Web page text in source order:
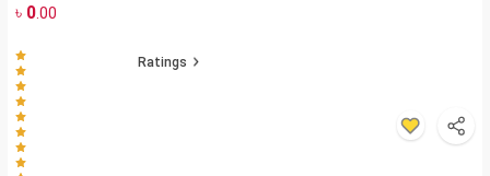
৳ 0.00
Ratings